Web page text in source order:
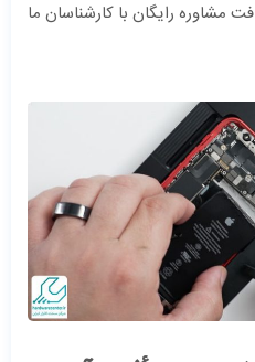
مشاوره رایگان با کارشناسان ما